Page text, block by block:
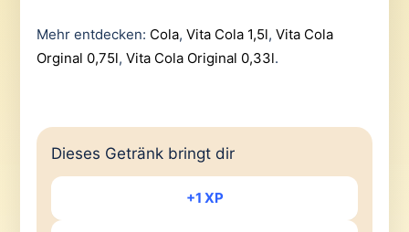
Mehr entdecken: Cola, Vita Cola 1,5l, Vita Cola
Orginal 0,75l, Vita Cola Original 0,33l.
Dieses Getränk bringt dir
+1 XP